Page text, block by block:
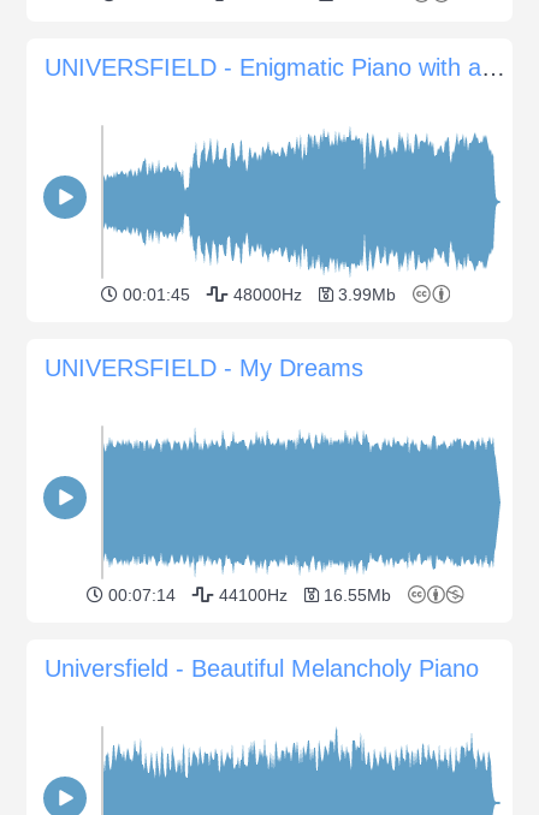
UNIVERSFIELD - Enigmatic Piano with a Mystical Atmosphere
00:01:45 48000Hz 3.99Mb
UNIVERSFIELD - My Dreams
00:07:14 44100Hz 16.55Mb
Universfield - Beautiful Melancholy Piano